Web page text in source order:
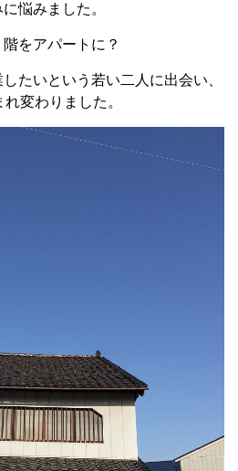
悩みました。
をアパートに？
たいという若い二人に出会い、
変わりました。